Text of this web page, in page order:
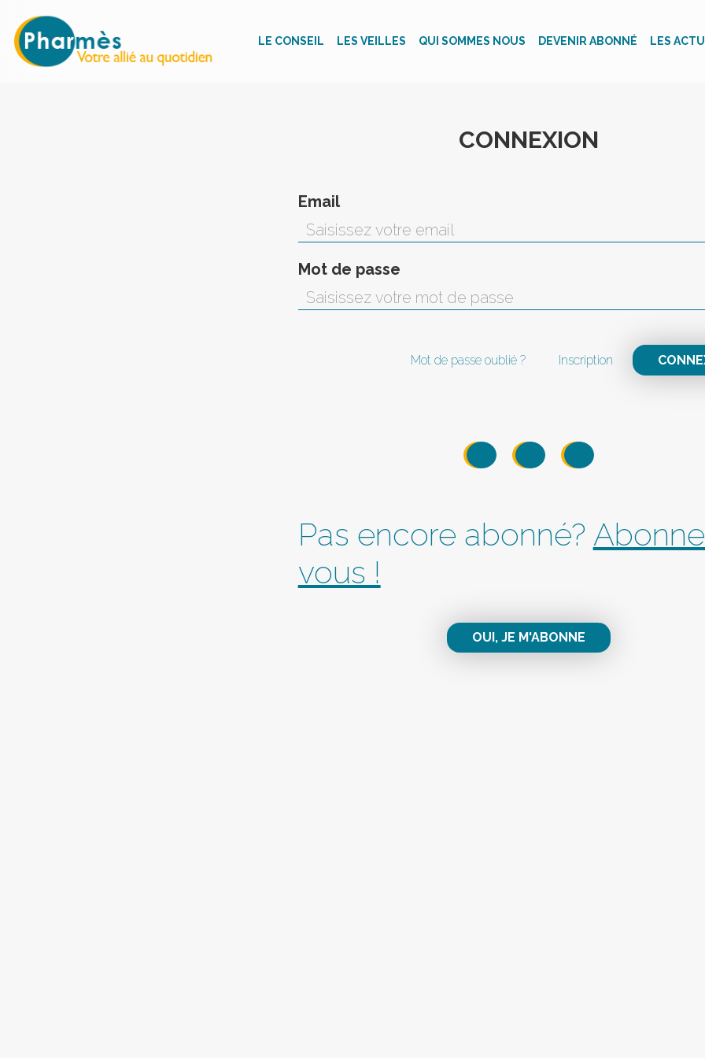
LE CONSEIL LES VEILLES QUI SOMMES NOUS DEVENIR ABONNÉ LES
CONNEXION
Email
Mot de passe
Mot de passe oublié ? Inscription
Pas encore abonné?
vous !
OUI, JE M'ABONNE